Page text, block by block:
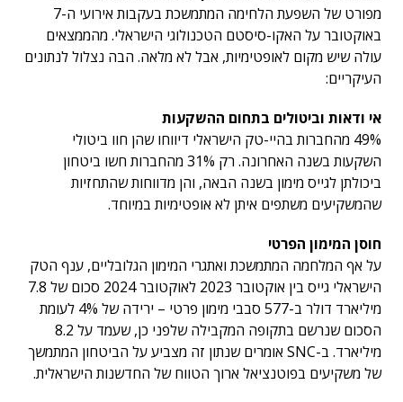
מפורט של השפעת הלחימה המתמשכת בעקבות אירועי ה-7
באוקטובר על האקו-סיסטם הטכנולוגי הישראלי. מהממצאים
עולה שיש מקום לאופטימיות, אבל לא מלאה. הבה נצלול לנתונים
העיקריים:
אי ודאות וביטולים בתחום ההשקעות
49% מהחברות בהיי-טק הישראלי דיווחו שהן חוו ביטולי
השקעות בשנה האחרונה. רק 31% מהחברות חשו ביטחון
ביכולתן לגייס מימון בשנה הבאה, והן מדווחות שהתחזיות
שהמשקיעים משתפים איתן לא אופטימיות במיוחד.
חוסן המימון הפרטי
על אף המלחמה המתמשכת ואתגרי המימון הגלובליים, ענף הטק
הישראלי גייס בין אוקטובר 2023 לאוקטובר 2024 סכום של 7.8
מיליארד דולר ב-577 סבבי מימון פרטי – ירידה של 4% לעומת
הסכום שנרשם בתקופה המקבילה שלפני כן, שעמד על 8.2
מיליארד. ב-SNC אומרים שנתון זה מצביע על הביטחון המתמשך
של משקיעים בפוטנציאל ארוך הטווח של החדשנות הישראלית.